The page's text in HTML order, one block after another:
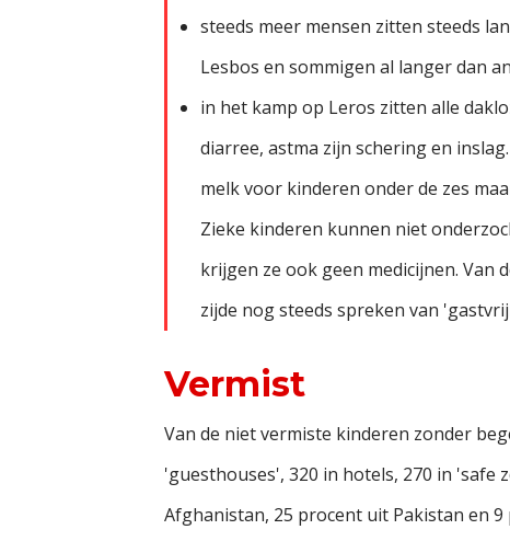
steeds meer mensen zitten steeds
Lesbos en sommigen al langer dan
in het kamp op Leros zitten alle
diarree, astma zijn schering en
melk voor kinderen onder de zes
Zieke kinderen kunnen niet
krijgen ze ook geen medicijnen. Van
zijde nog steeds spreken van
Vermist
Van de niet vermiste kinderen zonder
'guesthouses', 320 in hotels, 270 in 'safe
Afghanistan, 25 procent uit Pakistan en